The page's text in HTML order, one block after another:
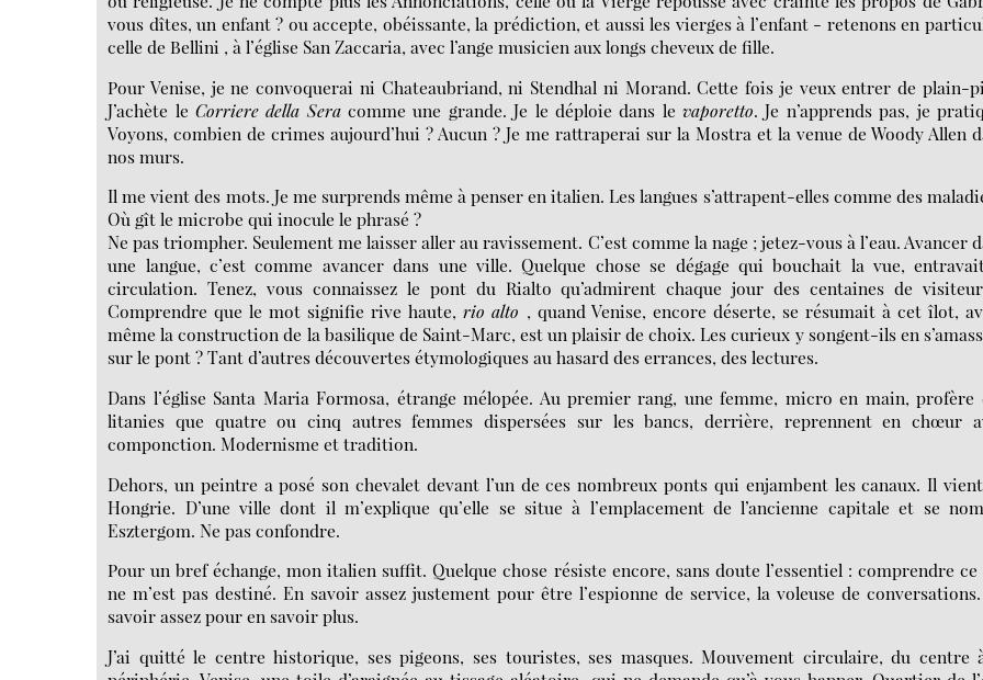
vous dîtes, un enfant ? ou accepte, obéissante, la prédiction, et aussi les vierges à l’enfant - retenons en
celle de Bellini , à l’église San Zaccaria, avec l’ange musicien aux longs cheveux de fille.
Pour Venise, je ne convoquerai ni Chateaubriand, ni Stendhal ni Morand. Cette fois je veux entrer de plain-
J’achète le Corriere della Seracomme une grande. Je le déploie dans levaporetto. Je n’apprends pas, je
Voyons, combien de crimes aujourd’hui ? Aucun ? Je me rattraperai sur la Mostra et la venue de Woody Allen
nos murs.
Il me vient des mots. Je me surprends même à penser en italien. Les langues s’attrapent-elles comme des
Où gît le microbe qui inocule le phrasé ?
Ne pas triompher. Seulement me laisser aller au ravissement. C’est comme la nage ; jetez-vous à l’eau. Avancer
une langue, c’est comme avancer dans une ville. Quelque chose se dégage qui bouchait la vue,
circulation. Tenez, vous connaissez le pont du Rialto qu’admirent chaque jour des centaines de
Comprendre que le mot signifie rive haute,rio alto , quand Venise, encore déserte, se résumait à cet îlot,
même la construction de la basilique de Saint-Marc, est un plaisir de choix. Les curieux y songent-ils en
sur le pont ? Tant d’autres découvertes étymologiques au hasard des errances, des lectures.
Dans l’église Santa Maria Formosa, étrange mélopée. Au premier rang, une femme, micro en main, profère
litanies que quatre ou cinq autres femmes dispersées sur les bancs, derrière, reprennent en chœur
componction. Modernisme et tradition.
Dehors, un peintre a posé son chevalet devant l’un de ces nombreux ponts qui enjambent les canaux. Il
Hongrie. D’une ville dont il m’explique qu’elle se situe à l’emplacement de l’ancienne capitale et se
Esztergom. Ne pas confondre.
Pour un bref échange, mon italien suffit. Quelque chose résiste encore, sans doute l’essentiel : comprendre
ne m’est pas destiné. En savoir assez justement pour être l’espionne de service, la voleuse de
savoir assez pour en savoir plus.
J’ai quitté le centre historique, ses pigeons, ses touristes, ses masques. Mouvement circulaire, du centre